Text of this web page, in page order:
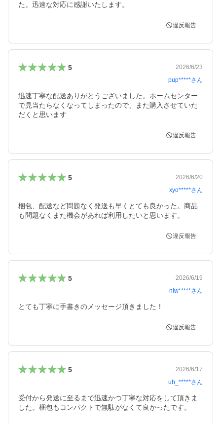
た。迅速な対応に感謝いたします。
違反報告
5
2026/6/23
pup*****さん
迅速丁寧な配送ありがとうございました。ホームセンター
で見当たらなくなってしまったので、また購入させていた
だくと思います
違反報告
5
2026/6/20
xyo*****さん
梱包、配送など問題なく発送も早くとても良かった。商品
も問題なくまた機会があれば利用したいと思います。
違反報告
5
2026/6/19
niw*****さん
とても丁寧に手書きのメッセージ頂きました！
違反報告
5
2026/6/17
uh_*****さん
受付から発送に至るまで迅速かつ丁寧な対応をして頂きま
した。梱包もコンパクトで無駄がなくて良かったです。